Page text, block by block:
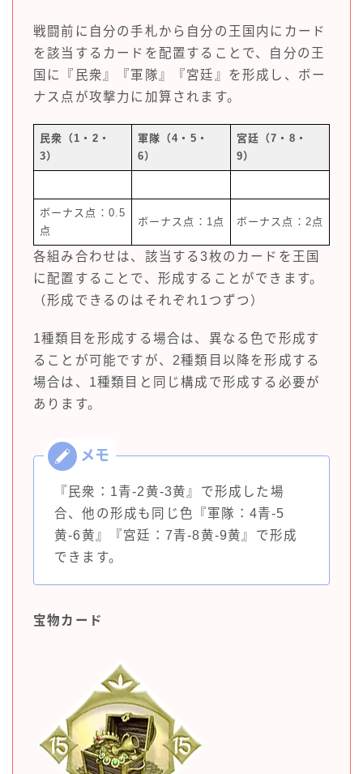
戦闘前に自分の手札から自分の王国内にカード
を該当するカードを配置することで、自分の王
国に『民衆』『軍隊』『宮廷』を形成し、ボー
ナス点が攻撃力に加算されます。
民衆（1・2・
3）
軍隊（4・5・
6）
宮廷（7・8・
9）
ボーナス点：0.5
点
ボーナス点：1点 ボーナス点：2点
各組み合わせは、該当する3枚のカードを王国
に配置することで、形成することができます。
（形成できるのはそれぞれ1つずつ）
1種類目を形成する場合は、異なる色で形成す
ることが可能ですが、2種類目以降を形成する
場合は、1種類目と同じ構成で形成する必要が
あります。
『民衆：1青-2黄-3黄』で形成した場
合、他の形成も同じ色『軍隊：4青-5
黄-6黄』『宮廷：7青-8黄-9黄』で形成
できます。
宝物カード